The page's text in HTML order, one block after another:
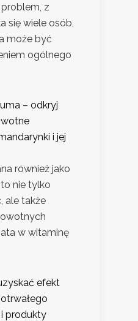
z
się wiele osób,
może być
ogólnego
– odkryj
i jej
również jako
nie tylko
ale także
w witaminę
efekt
i produkty